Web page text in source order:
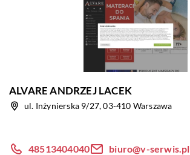
ALVARE ANDRZEJ LACEK
ul. Inżynierska 9/27, 03-410 Warszawa
48513404040
biuro@v-serwis.pl